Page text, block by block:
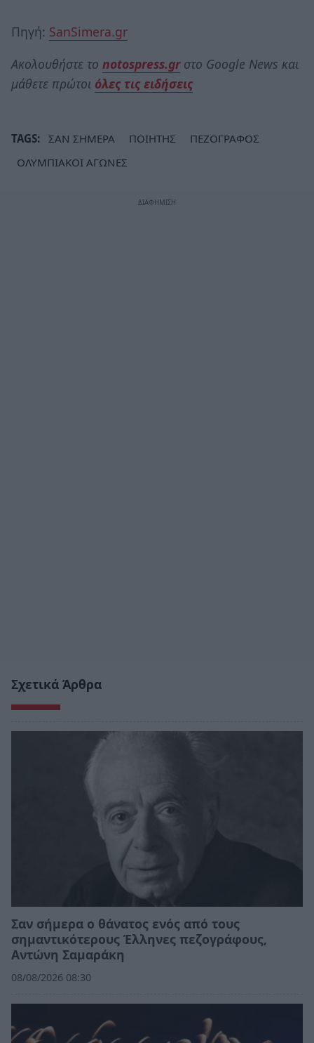
Πηγή: SanSimera.gr
Ακολουθήστε το notospress.grστο Google News και
μάθετε πρώτοι όλες τις ειδήσεις
TAGS: ΣΑΝ ΣΗΜΕΡΑ ΠΟΙΗΤΗΣ
ΠΕΖΟΓΡΑΦΟΣ
ΟΛΥΜΠΙΑΚΟΙ ΑΓΩΝΕΣ
Σχετικά Άρθρα
Σαν σήμερα ο θάνατος ενός από τους
σημαντικότερους Έλληνες πεζογράφους,
Αντώνη Σαμαράκη
08/08/2026 08:30